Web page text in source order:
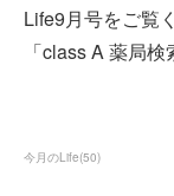
Life9月号をご覧
「class A 薬局
今月のLife(50)